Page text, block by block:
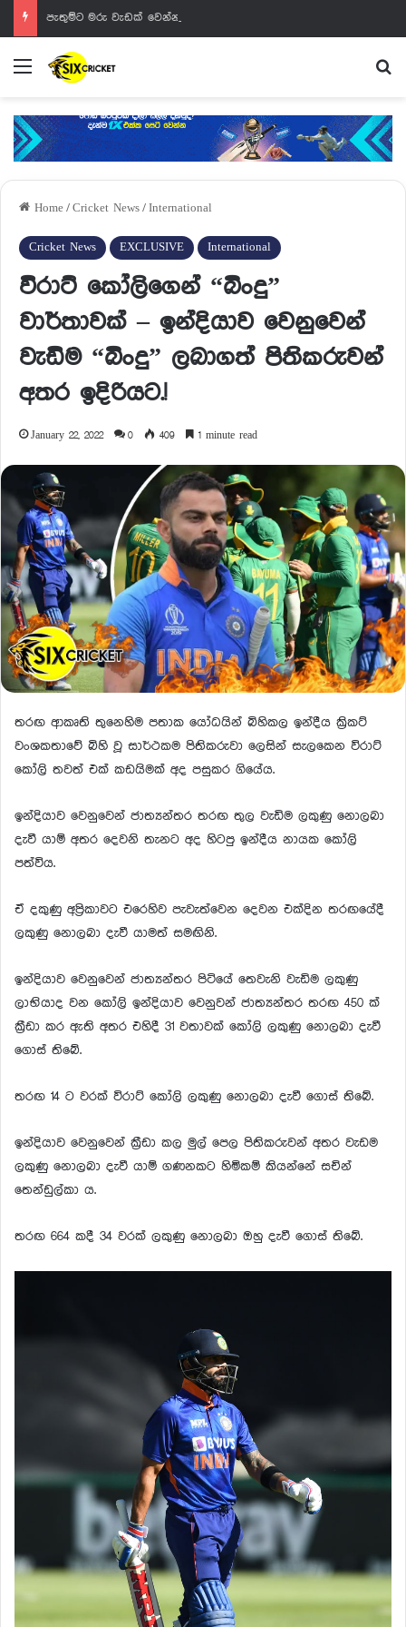
පැතුම්ට මරු වැඩක් වෙන්නයි යන්නේ
Menu
Home / Cricket News / International
Cricket News EXCLUSIVE International
විරාට් කෝලිගෙන් “බිංදු”
වාර්තාවක් – ඉන්දියාව වෙනුවෙන්
වැඩිම “බිංදු” ලබාගත් පිතිකරුවන්
අතර ඉදිරියට.!
January 22, 2022 0 409 1 minute read
තරඟ ආකෘති තුනෙහිම පතාක යෝධයින් බිහිකල ඉන්දීය ක්‍රිකට්
වංශකතාවේ බිහි වූ සාර්ථකම පිතිකරුවා ලෙසින් සැලකෙන විරාට්
කෝලි තවත් එක් කඩයිමක් අද පසුකර ගියේය.
ඉන්දියාව වෙනුවෙන් ජාත්‍යන්තර තරඟ තුල වැඩිම ලකුණු නොලබා
දැවී යාම් අතර දෙවනි තැනට අද හිටපු ඉන්දීය නායක කෝලි
පත්විය.
ඒ දකුණු අප්‍රිකාවට එරෙහිව පැවැත්වෙන දෙවන එක්දින තරඟයේදී
ලකුණු නොලබා දැවී යාමත් සමඟිනි.
ඉන්දියාව වෙනුවෙන් ජාත්‍යන්තර පිටියේ තෙවැනි වැඩිම ලකුණු
ලාභියාද වන කෝලි ඉන්දියාව වෙනුවන් ජාත්‍යන්තර තරඟ 450 ක්
ක්‍රීඩා කර ඇති අතර එහිදී 31 වතාවක් කෝලි ලකුණු නොලබා දැවී
ගොස් තිබේ.
තරඟ 14 ට වරක් විරාට් කෝලි ලකුණු නොලබා දැවී ගොස් තිබේ.
ඉන්දියාව වෙනුවෙන් ක්‍රීඩා කල මුල් පෙල පිතිකරුවන් අතර වැඩම
ලකුණු නොලබා දැවී යාම් ගණනකට හිමිකම් කියන්නේ සචින්
තෙන්ඩුල්කා ය.
තරඟ 664 කදී 34 වරක් ලකුණු නොලබා ඔහු දැවී ගොස් තිබේ.